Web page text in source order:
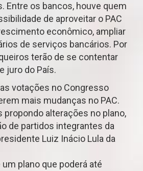
Entre os bancos, houve quem
de aproveitar o PAC
econômico, ampliar
de serviços bancários. Por
terão de se contentar
juro do País.
votações no Congresso
mais mudanças no PAC.
propondo alterações no plano,
de partidos integrantes da
Luiz Inácio Lula da
plano que poderá até